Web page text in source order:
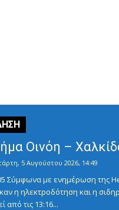
Οινόη –
5 Αυγούστου 2026, 14:49
με ενημέρωση της
η ηλεκτροδότηση και η
από τις 13:16...